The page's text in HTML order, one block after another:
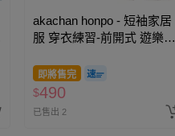
akachan honpo - 短袖家居
服 穿衣練習-前開式 遊樂園-
即將售完
$490
已售出 2